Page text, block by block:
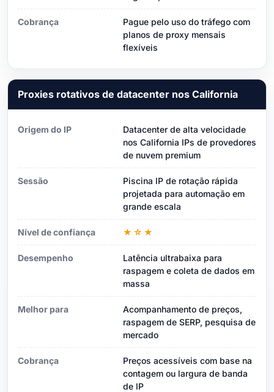
Cobrança
Pague pelo uso do tráfego com
planos de proxy mensais
flexíveis
Proxies rotativos de datacenter nos California
Origem do IP
Datacenter de alta velocidade
nos California IPs de provedores
de nuvem premium
Sessão
Piscina IP de rotação rápida
projetada para automação em
grande escala
Nível de confiança ★☆★
Desempenho
Latência ultrabaixa para
raspagem e coleta de dados em
massa
Melhor para
Acompanhamento de preços,
raspagem de SERP, pesquisa de
mercado
Cobrança
Preços acessíveis com base na
contagem ou largura de banda
de IP